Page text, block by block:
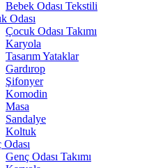
Bebek Odası Tekstili
Odası
Çocuk Odası Takımı
Karyola
Tasarım Yataklar
Gardırop
Şifonyer
Komodin
Masa
Sandalye
Koltuk
Genç Odası Takımı